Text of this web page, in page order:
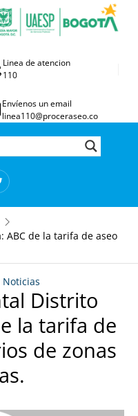
Linea de atencion
110
Envíenos un email
linea110@proceraseo.co
de la tarifa de aseo
Noticias
Distrito
la tarifa de
de zonas